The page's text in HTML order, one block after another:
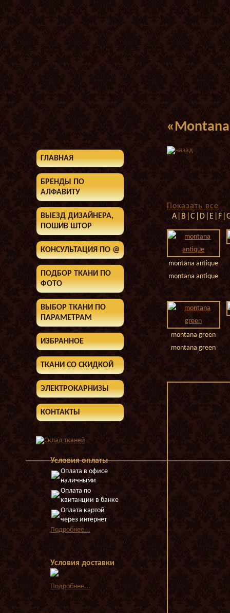
ГЛАВНАЯ
БРЕНДЫ ПО
АЛФАВИТУ
ВЫЕЗД ДИЗАЙНЕРА,
ПОШИВ ШТОР
КОНСУЛЬТАЦИЯ ПО @
ПОДБОР ТКАНИ ПО
ФОТО
ВЫБОР ТКАНИ ПО
ПАРАМЕТРАМ
ИЗБРАННОЕ
ТКАНИ СО СКИДКОЙ
ЭЛЕКТРОКАРНИЗЫ
КОНТАКТЫ
Условия оплаты
Оплата в офисе
наличными
Оплата по
квитанции в банке
Оплата картой
через интернет
Подробнее...
Условия доставки
Подробнее...
Показать все
montana antique
montana antique
montana green
montana green